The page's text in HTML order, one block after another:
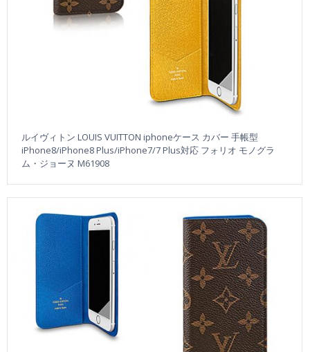
ルイヴィトン LOUIS VUITTON iphoneケース カバー 手帳型
iPhone8/iPhone8 Plus/iPhone7/7 Plus対応 フォリオ モノグラ
ム・ジョーヌ M61908